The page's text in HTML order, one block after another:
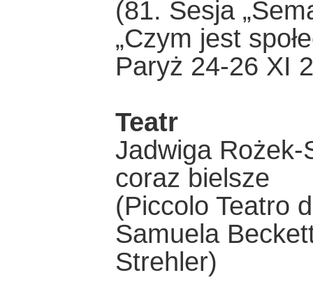
(81. Sesja
„Czym jest
Paryż 24-26 XI
Teatr
Jadwiga
coraz bielsze
(Piccolo Teatro
Samuela
Strehler)